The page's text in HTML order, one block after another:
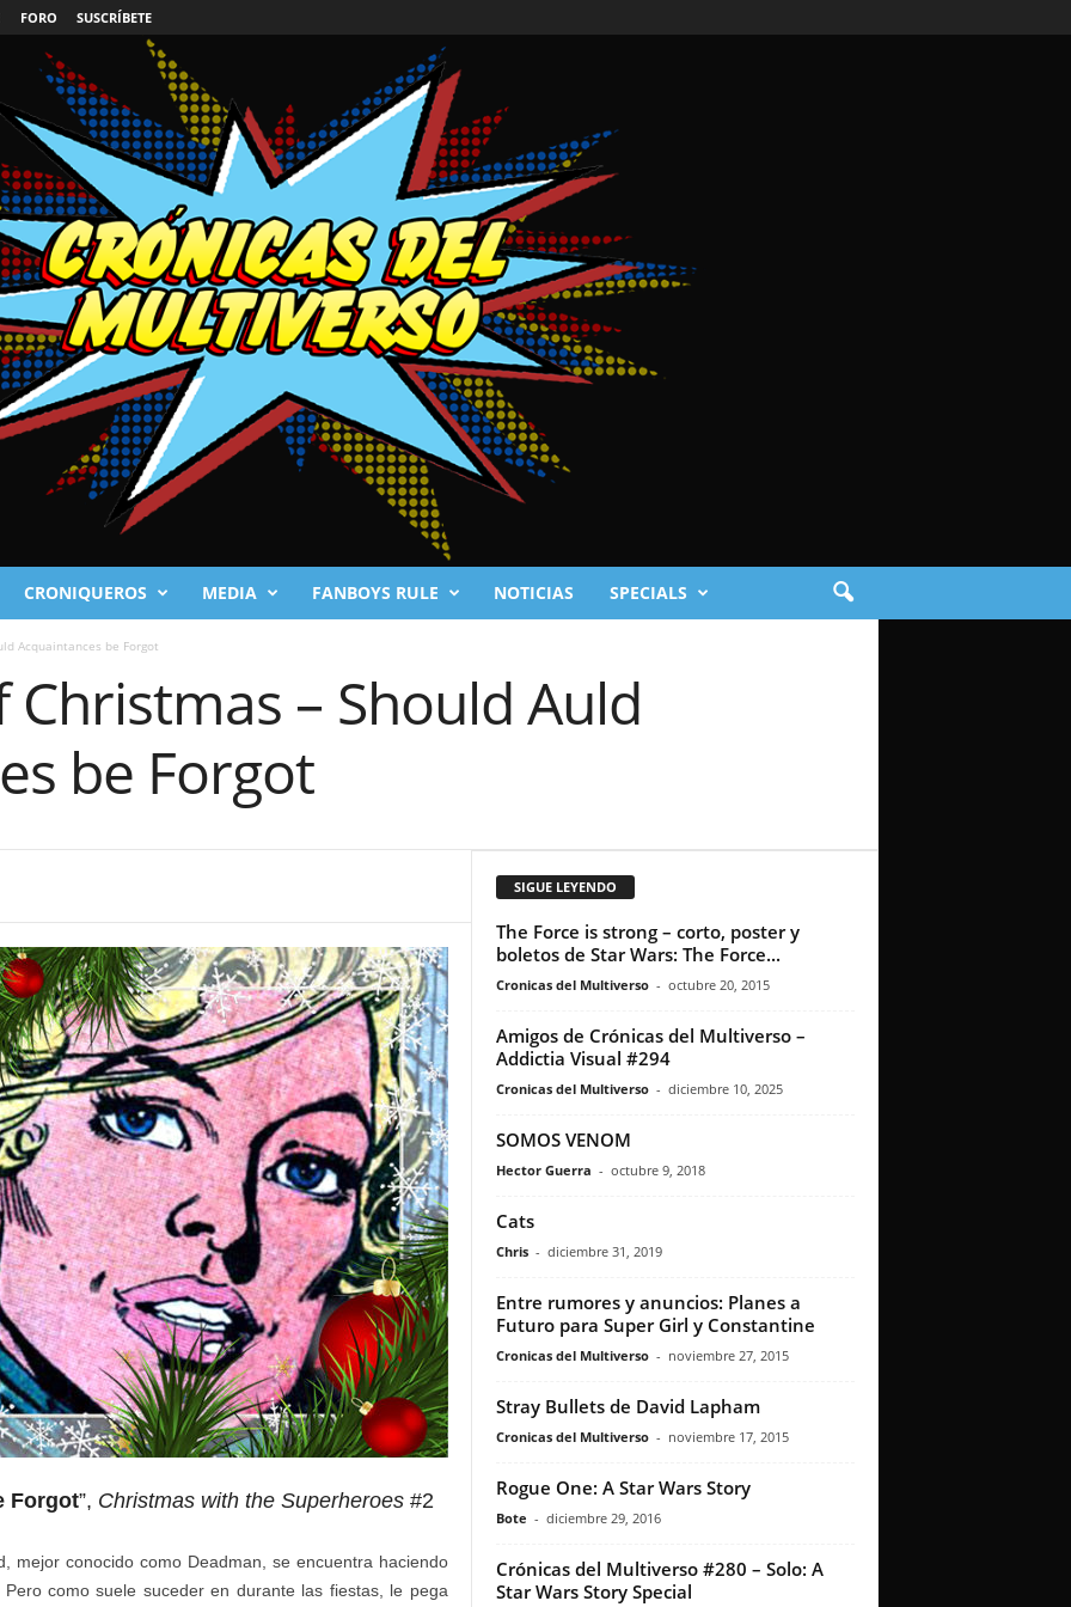
FORO SUSCRÍBETE
CRONIQUEROS MEDIA FANBOYS RULE NOTICIAS SPECIALS
Acquaintances be Forgot
Christmas – Should Auld
be Forgot
Forgot”, Christmas with the Superheroes #2
mejor conocido como Deadman, se encuentra haciendo
como suele suceder en durante las fiestas, le pega
SIGUE LEYENDO
The Force is strong – corto, poster y
boletos de Star Wars: The Force...
Cronicas del Multiverso - octubre 20, 2015
Amigos de Crónicas del Multiverso –
Addictia Visual #294
Cronicas del Multiverso - diciembre 10, 2025
SOMOS VENOM
Hector Guerra - octubre 9, 2018
Cats
Chris - diciembre 31, 2019
Entre rumores y anuncios: Planes a
Futuro para Super Girl y Constantine
Cronicas del Multiverso - noviembre 27, 2015
Stray Bullets de David Lapham
Cronicas del Multiverso - noviembre 17, 2015
Rogue One: A Star Wars Story
Bote - diciembre 29, 2016
Crónicas del Multiverso #280 – Solo: A
Star Wars Story Special